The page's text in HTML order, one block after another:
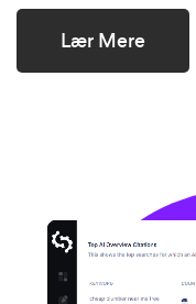
Lær Mere